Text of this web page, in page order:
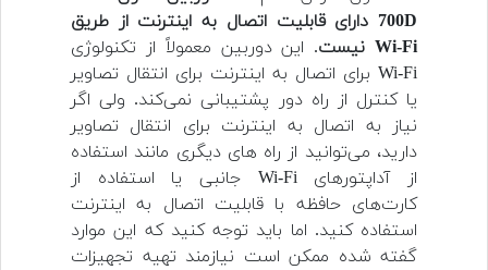
700D دارای قابلیت اتصال به اینترنت از طریق
Wi-Fi نیست
. این دوربین معمولاً از تکنولوژی
Wi-Fi برای اتصال به اینترنت برای انتقال تصاویر
یا کنترل از راه دور پشتیبانی نمی‌کند. ولی اگر
نیاز به اتصال به اینترنت برای انتقال تصاویر
دارید، می‌توانید از راه های دیگری مانند استفاده
از آداپتور‌های Wi-Fi جانبی یا استفاده از
کارت‌های حافظه با قابلیت اتصال به اینترنت
استفاده کنید. اما باید توجه کنید که این موارد
گفته شده ممکن است نیازمند تهیه تجهیزات